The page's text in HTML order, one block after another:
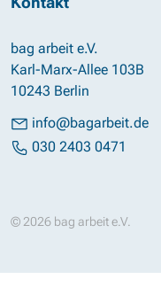
bag arbeit e.V.
Karl-Marx-Allee 103B
10243 Berlin
info@bagarbeit.de
030 2403 0471
© 2026 bag arbeit e.V.